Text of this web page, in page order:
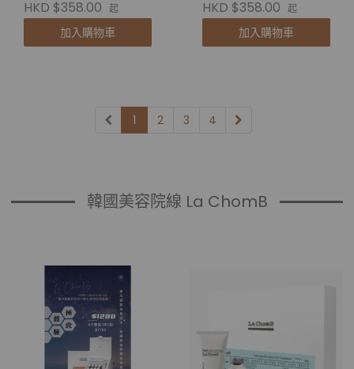
HKD $358.00 起
加入購物車
HKD $358.00 起
加入購物車
1 2 3 4
韓國美容院線 La ChomB